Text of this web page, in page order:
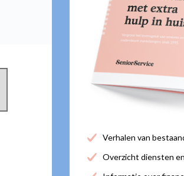
Verhalen van
Overzicht diensten